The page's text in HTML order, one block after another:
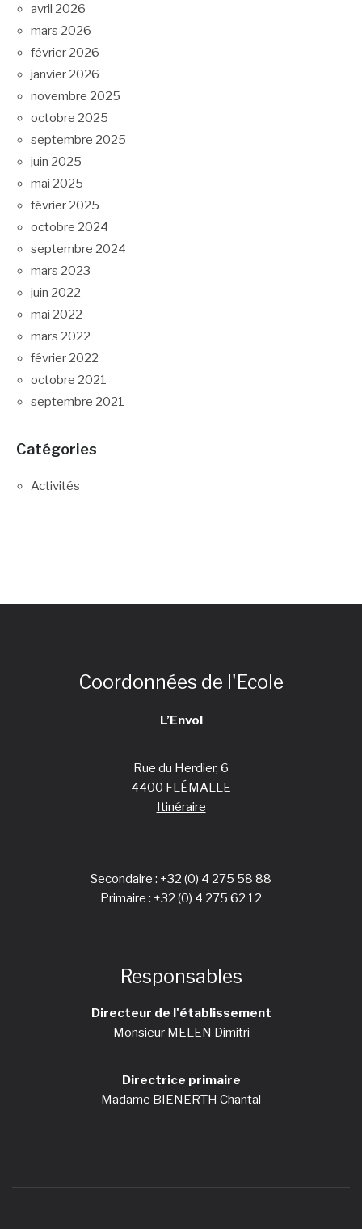
avril 2026
mars 2026
février 2026
janvier 2026
novembre 2025
octobre 2025
septembre 2025
juin 2025
mai 2025
février 2025
octobre 2024
septembre 2024
mars 2023
juin 2022
mai 2022
mars 2022
février 2022
octobre 2021
septembre 2021
Catégories
Activités
Coordonnées de l'Ecole
L’Envol
Rue du Herdier, 6
4400 FLÉMALLE
Itinéraire
Secondaire : +32 (0) 4 275 58 88
Primaire : +32 (0) 4 275 62 12
Responsables
Directeur de l'établissement
Monsieur MELEN Dimitri
Directrice primaire
Madame BIENERTH Chantal